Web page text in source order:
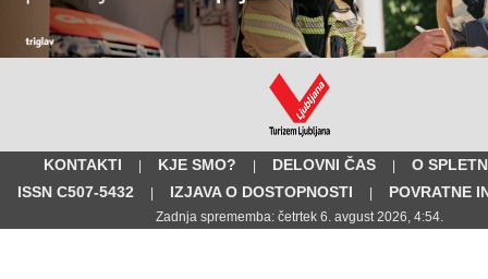
KONTAKTI | KJE SMO? | DELOVNI ČAS |
O
ISSN C507-5432
| IZJAVA O DOSTOPNOSTI | POVRATNE
Zadnja sprememba: četrtek 6. avgust 2026, 4:54.